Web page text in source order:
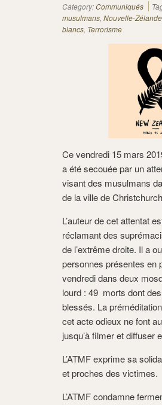
Category:Communiqués
musulmans, Nouvelle-Zélande
blancs, Terrorisme
Ce vendredi 15 mars
a été secouée par un
visant des musulmans
de la ville de
L’auteur de cet attentat
réclamant des
de l’extrême droite. Il a
personnes présentes en
vendredi dans deux
lourd : 49 morts dont
blessés. La
cet acte odieux ne font
jusqu’à filmer et diffuser
L’ATMF exprime sa
et proches des victimes.
L’ATMF condamne